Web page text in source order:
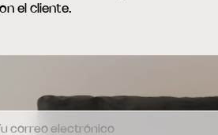
el cliente.